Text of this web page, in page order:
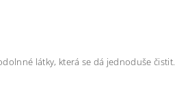
látky, která se dá jednoduše čistit.